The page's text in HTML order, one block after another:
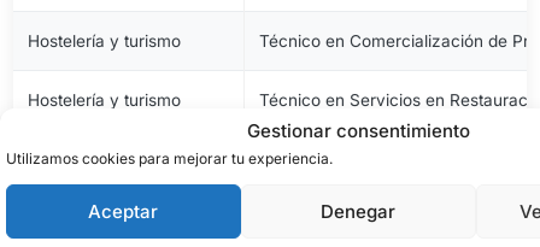
Gestionar consentimiento
Utilizamos cookies para mejorar tu experiencia.
Aceptar Denegar
Hostelería y turismo Técnico en Comercialización de
Hostelería y turismo Técnico en Servicios en
Imagen personal Técnico en Estética y Belleza
Imagen personal Técnico en Peluquería y Cosmética